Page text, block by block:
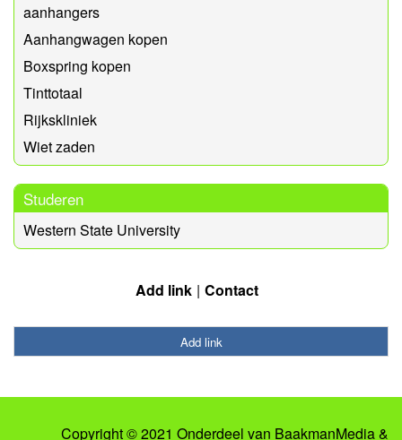
aanhangers
Aanhangwagen kopen
Boxspring kopen
Tinttotaal
Rijkskliniek
Wiet zaden
Studeren
Western State University
Add link Contact
Add link
Copyright © 2021 Onderdeel van BaakmanMedia&